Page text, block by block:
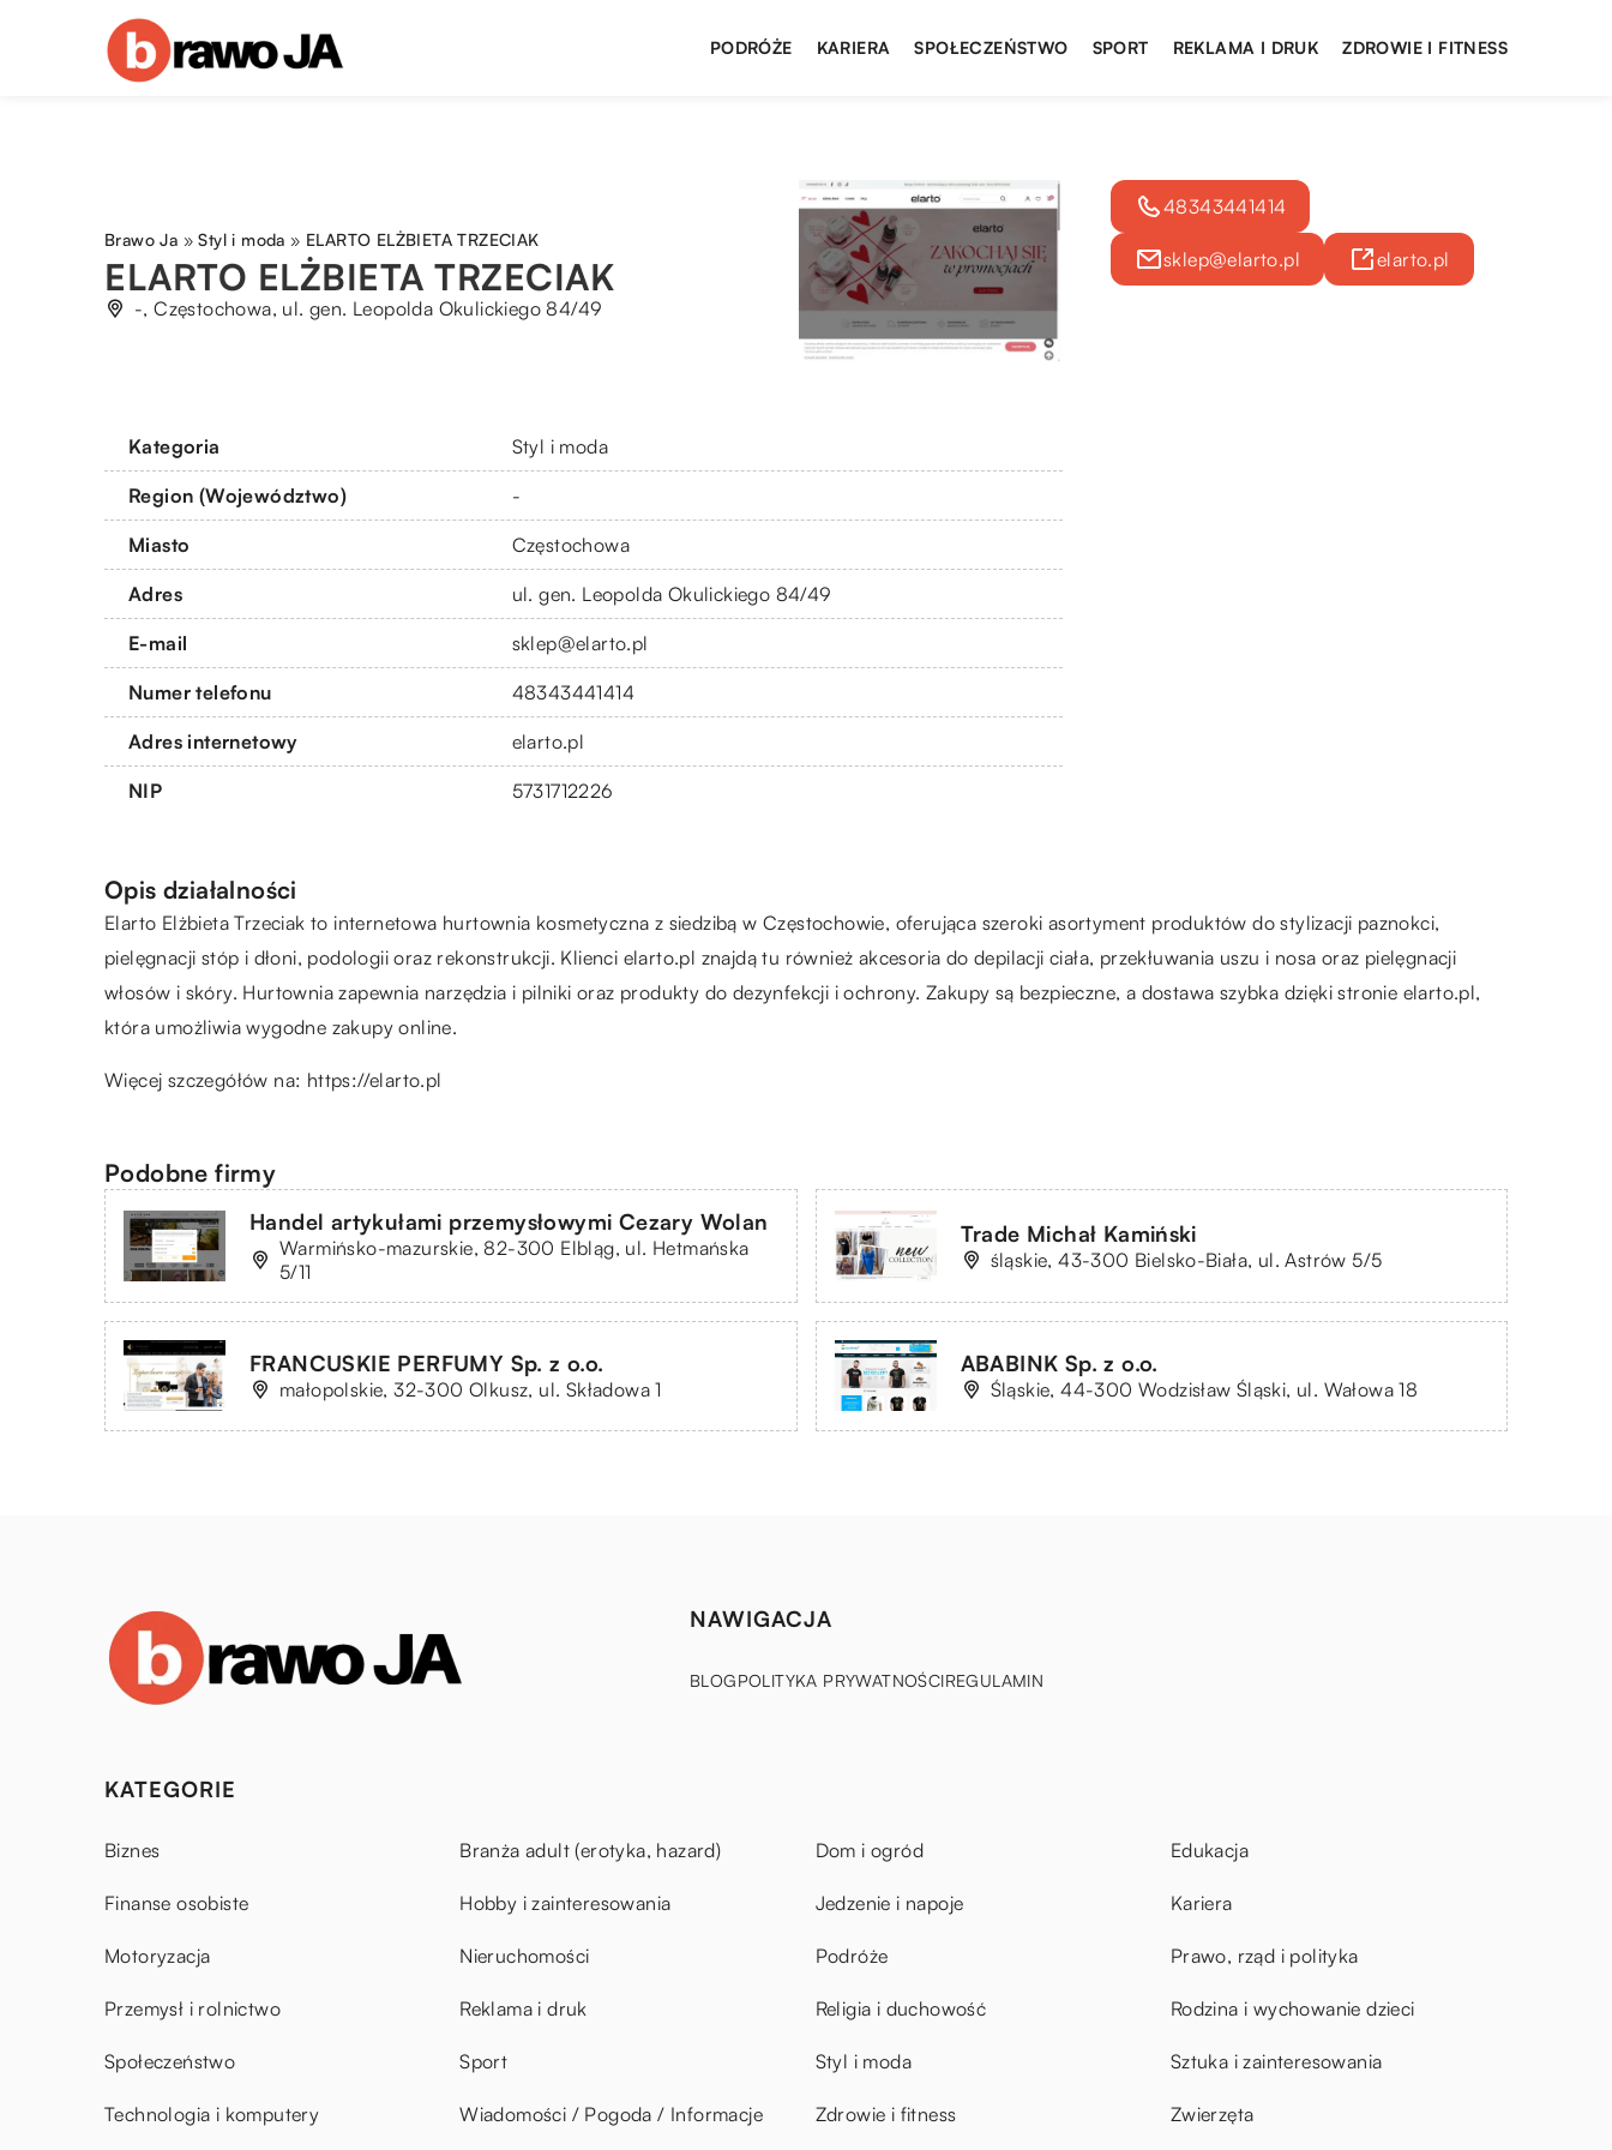
PODRÓŻE KARIERA SPOŁECZEŃSTWO SPORT REKLAMA I DRUK ZDROWIE I FITNESS
Brawo Ja »Styl i moda » ELARTO ELŻBIETA TRZECIAK
ELARTO ELŻBIETA TRZECIAK
-, Częstochowa, ul. gen. Leopolda Okulickiego 84/49
Kategoria Styl i moda
Region (Województwo) -
Miasto Częstochowa
Adres ul. gen. Leopolda Okulickiego 84/49
E-mail sklep@elarto.pl
Numer telefonu 48343441414
Adres internetowy elarto.pl
NIP 5731712226
48343441414
sklep@elarto.pl elarto.pl
Opis działalności
Elarto Elżbieta Trzeciak to internetowa hurtownia kosmetyczna z siedzibą w Częstochowie, oferująca szeroki asortyment produktów do stylizacji paznokci,
pielęgnacji stóp i dłoni, podologii oraz rekonstrukcji. Klienci elarto.pl znajdą tu również akcesoria do depilacji ciała, przekłuwania uszu i nosa oraz pielęgnacji
włosów i skóry. Hurtownia zapewnia narzędzia i pilniki oraz produkty do dezynfekcji i ochrony. Zakupy są bezpieczne, a dostawa szybka dzięki stronie elarto.pl,
która umożliwia wygodne zakupy online.
Więcej szczegółów na: https://elarto.pl
Podobne firmy
Handel artykułami przemysłowymi Cezary Wolan
Warmińsko-mazurskie, 82-300 Elbląg, ul. Hetmańska
5/11
Trade Michał Kamiński
śląskie, 43-300 Bielsko-Biała, ul. Astrów 5/5
FRANCUSKIE PERFUMY Sp. z o.o.
małopolskie, 32-300 Olkusz, ul. Składowa 1
ABABINK Sp. z o.o.
Śląskie, 44-300 Wodzisław Śląski, ul. Wałowa 18
NAWIGACJA
BLOGPOLITYKA PRYWATNOŚCIREGULAMIN
KATEGORIE
Biznes Branża adult (erotyka, hazard) Dom i ogród Edukacja
Finanse osobiste Hobby i zainteresowania Jedzenie i napoje Kariera
Motoryzacja Nieruchomości Podróże Prawo, rząd i polityka
Przemysł i rolnictwo Reklama i druk Religia i duchowość Rodzina i wychowanie dzieci
Społeczeństwo Sport Styl i moda Sztuka i zainteresowania
Technologia i komputery Wiadomości / Pogoda / Informacje Zdrowie i fitness Zwierzęta